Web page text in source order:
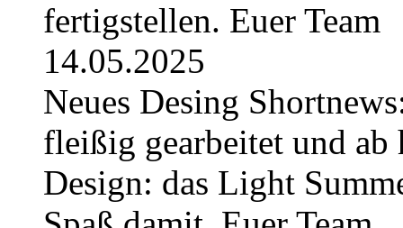
fertigstellen. Euer Team
14.05.2025
Neues Desing
fleißig gearbeitet und ab
Design: das Light